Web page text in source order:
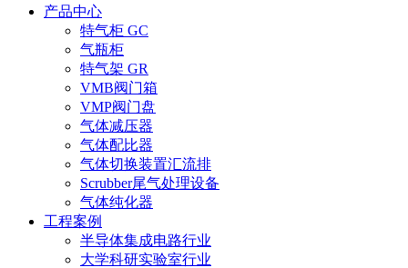
产品中心
特气柜 GC
气瓶柜
特气架 GR
VMB阀门箱
VMP阀门盘
气体减压器
气体配比器
气体切换装置汇流排
Scrubber尾气处理设备
气体纯化器
工程案例
半导体集成电路行业
大学科研实验室行业